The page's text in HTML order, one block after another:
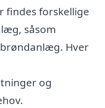
findes forskellige
såsom
Hver
og